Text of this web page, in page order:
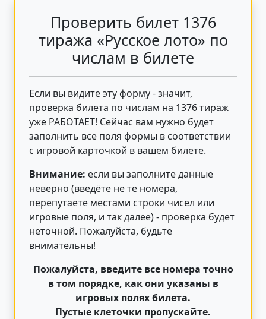
Проверить билет 1376
тиража «Русское лото» по
числам в билете
Если вы видите эту форму - значит,
проверка билета по числам на 1376 тираж
уже РАБОТАЕТ! Сейчас вам нужно будет
заполнить все поля формы в соответствии
с игровой карточкой в вашем билете.
Внимание: если вы заполните данные
неверно (введёте не те номера,
перепутаете местами строки чисел или
игровые поля, и так далее) - проверка будет
неточной. Пожалуйста, будьте
внимательны!
Пожалуйста, введите все номера точно
в том порядке, как они указаны в
игровых полях билета.
Пустые клеточки пропускайте.